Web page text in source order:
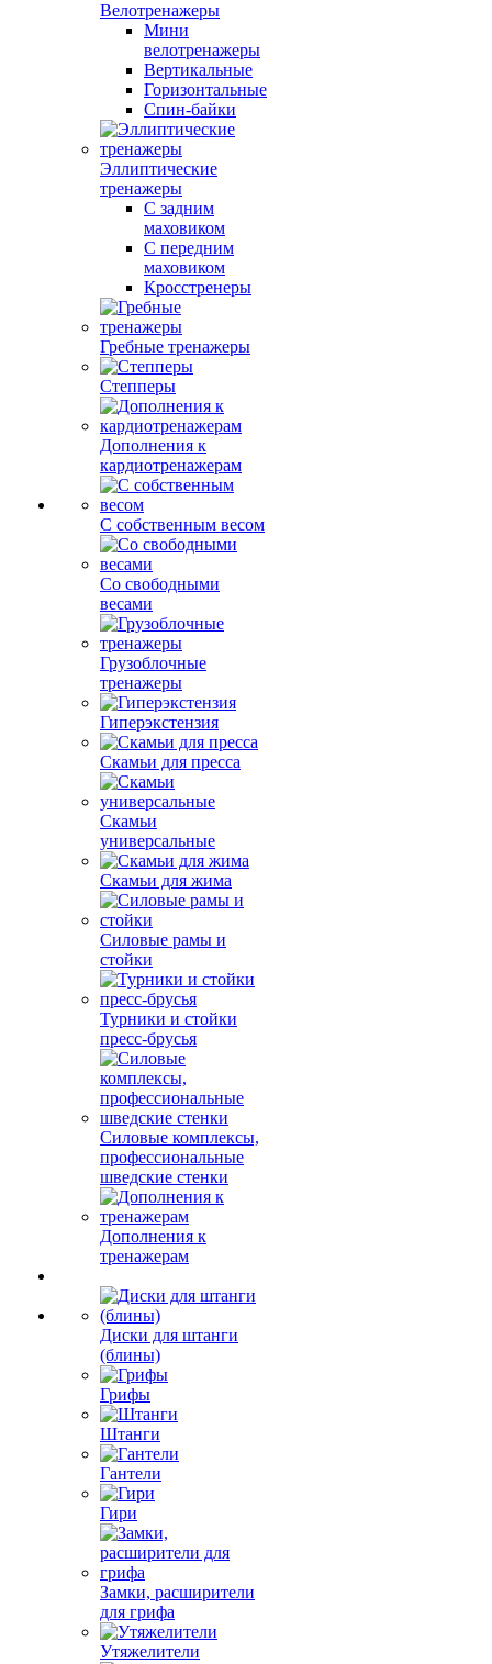
Велотренажеры
Мини
велотренажеры
Вертикальные
Горизонтальные
Спин-байки
Эллиптические
тренажеры
С задним
маховиком
С передним
маховиком
Кросстренеры
Гребные тренажеры
Степперы
Дополнения к
кардиотренажерам
С собственным весом
Со свободными
весами
Грузоблочные
тренажеры
Гиперэкстензия
Скамьи для пресса
Скамьи
универсальные
Скамьи для жима
Силовые рамы и
стойки
Турники и стойки
пресс-брусья
Силовые комплексы,
профессиональные
шведские стенки
Дополнения к
тренажерам
Диски для штанги
(блины)
Грифы
Штанги
Гантели
Гири
Замки, расширители
для грифа
Утяжелители